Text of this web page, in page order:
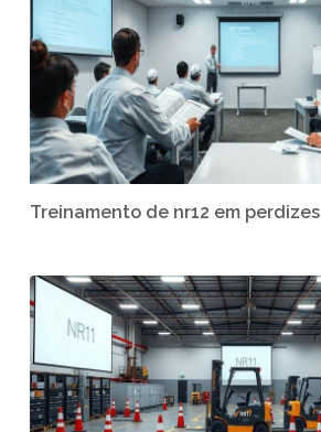
Treinamento de nr12 em perdizes